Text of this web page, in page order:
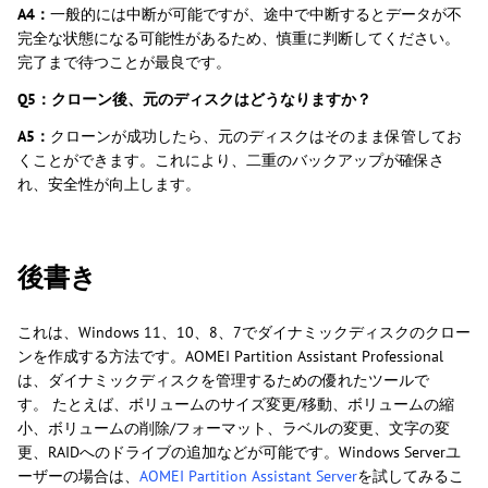
A4： 一般的には中断が可能ですが、途中で中断するとデータが不
完全な状態になる可能性があるため、慎重に判断してください。
完了まで待つことが最良です。
Q5：クローン後、元のディスクはどうなりますか？
A5： クローンが成功したら、元のディスクはそのまま保管してお
くことができます。これにより、二重のバックアップが確保さ
れ、安全性が向上します。
後書き
これは、Windows 11、10、8、7でダイナミックディスクのクロー
ンを作成する方法です。AOMEI Partition Assistant Professional
は、ダイナミックディスクを管理するための優れたツールで
す。 たとえば、ボリュームのサイズ変更/移動、ボリュームの縮
小、ボリュームの削除/フォーマット、ラベルの変更、文字の変
更、RAIDへのドライブの追加などが可能です。Windows Serverユ
ーザーの場合は、 AOMEI Partition Assistant Serverを試してみるこ